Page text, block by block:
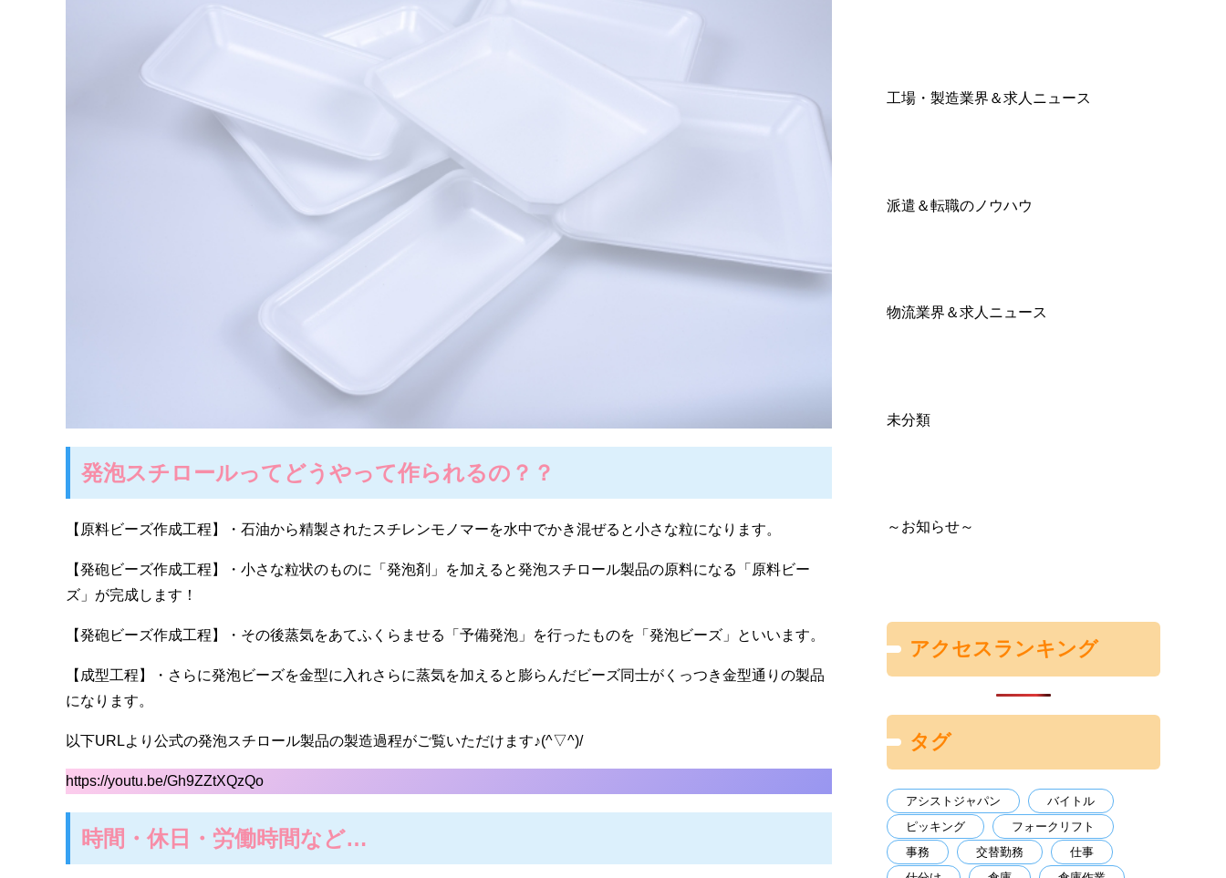
発泡スチロールってどうやって作られるの？？
【原料ビーズ作成工程】・石油から精製されたスチレンモノマーを水中でかき混ぜると小さな粒になります。
【発砲ビーズ作成工程】・小さな粒状のものに「発泡剤」を加えると発泡スチロール製品の原料になる「原料ビー
ズ」が完成します！
【発砲ビーズ作成工程】・その後蒸気をあてふくらませる「予備発泡」を行ったものを「発泡ビーズ」といいます。
【成型工程】・さらに発泡ビーズを金型に入れさらに蒸気を加えると膨らんだビーズ同士がくっつき金型通りの製品
になります。
以下URLより公式の発泡スチロール製品の製造過程がご覧いただけます♪(^▽^)/
https://youtu.be/Gh9ZZtXQzQo
時間・休日・労働時間など…
工場・製造業界＆求人ニュース
派遣＆転職のノウハウ
物流業界＆求人ニュース
未分類
～お知らせ～
アクセスランキング
タグ
アシストジャパン
バイトル
ピッキング
フォークリフト
事務
交替勤務
仕事